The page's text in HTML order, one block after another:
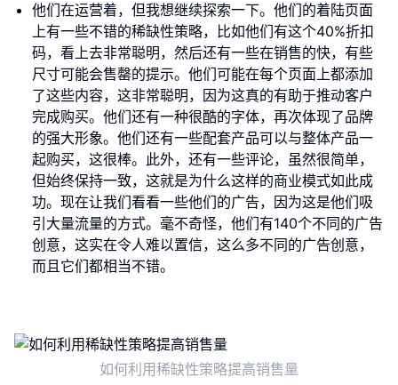
他们在运营着，但我想继续探索一下。他们的着陆页面
上有一些不错的稀缺性策略，比如他们有这个40%折扣
码，看上去非常聪明，然后还有一些在销售的快，有些
尺寸可能会售罄的提示。他们可能在每个页面上都添加
了这些内容，这非常聪明，因为这真的有助于推动客户
完成购买。他们还有一种很酷的字体，再次体现了品牌
的强大形象。他们还有一些配套产品可以与整体产品一
起购买，这很棒。此外，还有一些评论，虽然很简单，
但始终保持一致，这就是为什么这样的商业模式如此成
功。现在让我们看看一些他们的广告，因为这是他们吸
引大量流量的方式。毫不奇怪，他们有140个不同的广告
创意，这实在令人难以置信，这么多不同的广告创意，
而且它们都相当不错。
如何利用稀缺性策略提高销售量